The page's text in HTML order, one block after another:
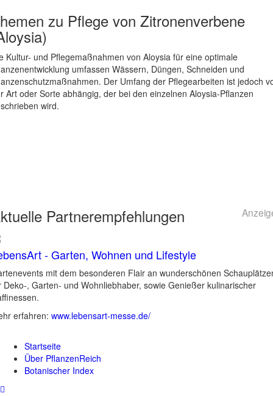
zu Pflege von Zitronenverbene
Kultur- und Pflegemaßnahmen von Aloysia für eine optimale
umfassen Wässern, Düngen, Schneiden und
Der Umfang der Pflegearbeiten ist jedoch
Art oder Sorte abhängig, der bei den einzelnen Aloysia-Pflanzen
wird.
Partnerempfehlungen
- Garten, Wohnen und Lifestyle
mit dem besonderen Flair an wunderschönen
Deko-, Garten- und Wohnliebhaber, sowie Genießer kulinarischer
erfahren: www.lebensart-messe.de/
Startseite
Über PflanzenReich
Botanischer Index